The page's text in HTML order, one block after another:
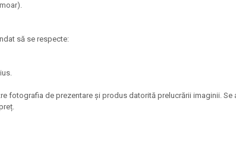
să se respecte:
fotografia de prezentare și produs datorită prelucrării imaginii.